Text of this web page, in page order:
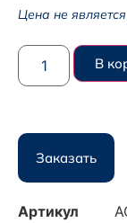
Цена не
В
Заказать
Артикул